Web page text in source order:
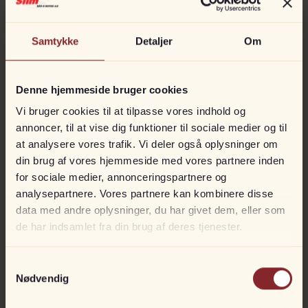
Samtykke Detaljer Om
Denne hjemmeside bruger cookies
Vi bruger cookies til at tilpasse vores indhold og
annoncer, til at vise dig funktioner til sociale medier og til
at analysere vores trafik. Vi deler også oplysninger om
din brug af vores hjemmeside med vores partnere inden
for sociale medier, annonceringspartnere og
analysepartnere. Vores partnere kan kombinere disse
data med andre oplysninger, du har givet dem, eller som
de har indsamlet fra din brug af deres tjenester.
Nødvendig
3 x Mercury 300 hk
DKK 6.300.000
KONGEN